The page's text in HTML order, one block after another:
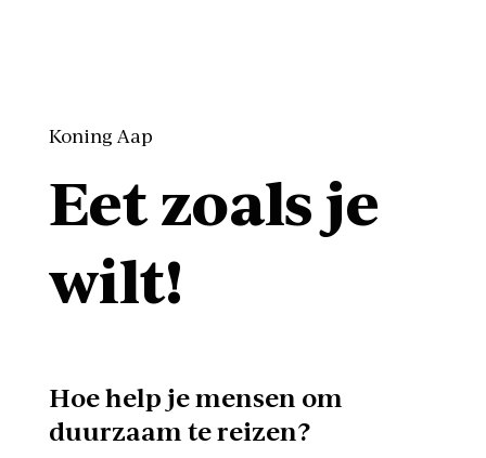
Koning Aap
Eet zoals je
wilt!
Hoe help je mensen om
duurzaam te reizen?